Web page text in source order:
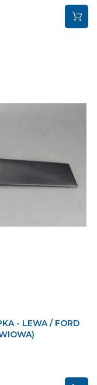
- LEWA / FORD